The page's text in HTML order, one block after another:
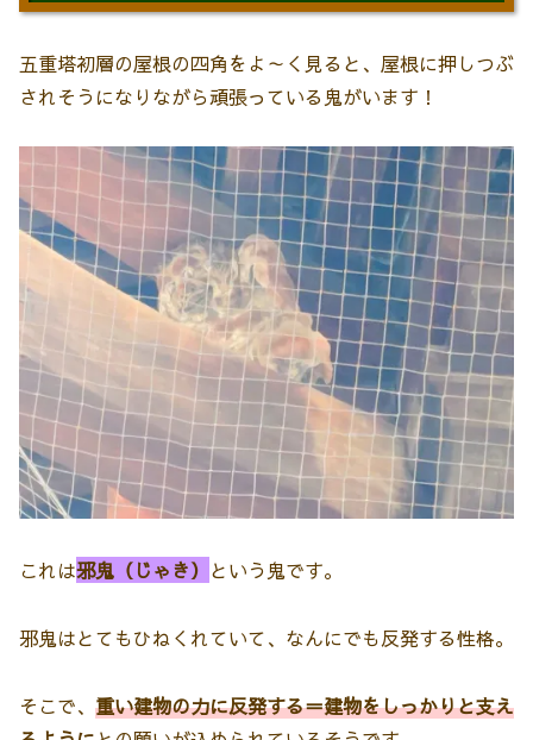
五重塔初層の屋根の四角をよ～く見ると、屋根に押しつぶ
されそうになりながら頑張っている鬼がいます！
これは邪鬼（じゃき） という鬼です。
邪鬼はとてもひねくれていて、なんにでも反発する性格。
そこで、 重い建物の力に反発する＝建物をしっかりと支え